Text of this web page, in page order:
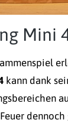
Mini
kann dank